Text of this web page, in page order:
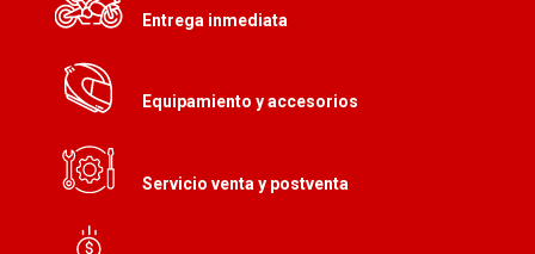
Entrega inmediata
Equipamiento y accesorios
Servicio venta y postventa